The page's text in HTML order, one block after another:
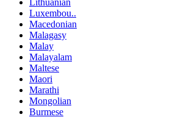
Lithuanian
Luxembou..
Macedonian
Malagasy
Malay
Malayalam
Maltese
Maori
Marathi
Mongolian
Burmese